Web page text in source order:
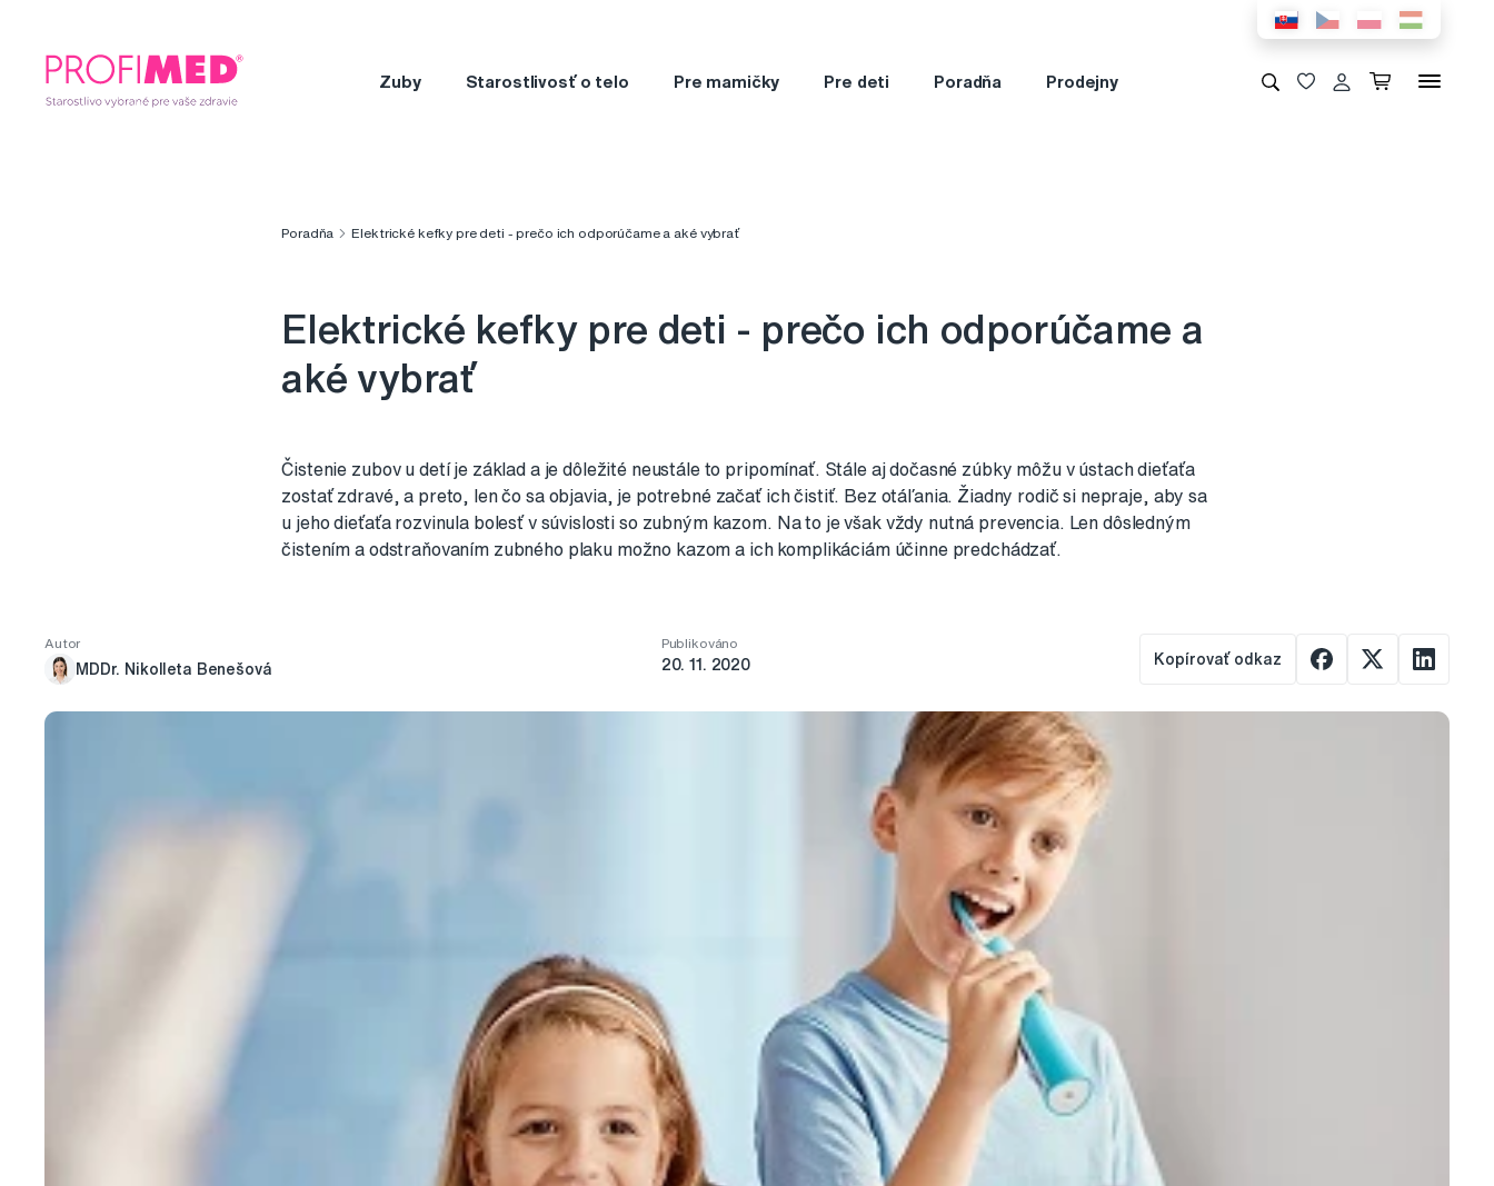
Zuby Starostlivosť o telo Pre mamičky Pre deti Poradňa Prodejny
Poradňa Elektrické kefky pre deti - prečo ich odporúčame a aké vybrať
Elektrické kefky pre deti - prečo ich odporúčame a
aké vybrať
Čistenie zubov u detí je základ a je dôležité neustále to pripomínať. Stále aj dočasné zúbky môžu v ústach dieťaťa
zostať zdravé, a preto, len čo sa objavia, je potrebné začať ich čistiť. Bez otáľania. Žiadny rodič si nepraje, aby sa
u jeho dieťaťa rozvinula bolesť v súvislosti so zubným kazom. Na to je však vždy nutná prevencia. Len dôsledným
čistením a odstraňovaním zubného plaku možno kazom a ich komplikáciám účinne predchádzať.
Autor
MDDr. Nikolleta Benešová
Publikováno
20. 11. 2020 Kopírovať odkaz